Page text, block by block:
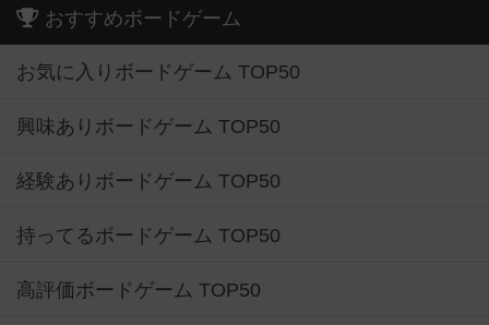
おすすめボードゲーム
お気に入りボードゲーム TOP50
興味ありボードゲーム TOP50
経験ありボードゲーム TOP50
持ってるボードゲーム TOP50
高評価ボードゲーム TOP50